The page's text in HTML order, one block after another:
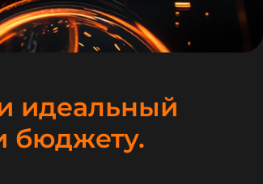
идеальный
бюджету.